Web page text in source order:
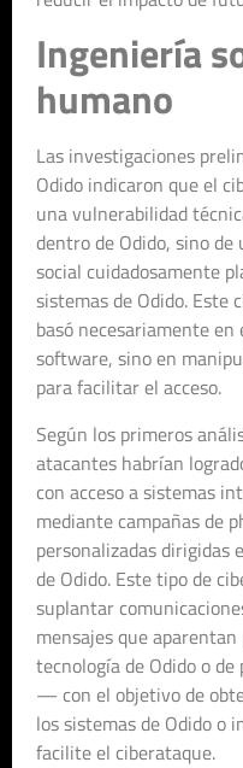
Ingeniería
humano
Las investigaciones
Odido indicaron que el
una vulnerabilidad
dentro de Odido, sino
social cuidadosamente
sistemas de Odido. Este
basó necesariamente
software, sino en
para facilitar el acceso.
Según los primeros
atacantes habrían
con acceso a sistemas
mediante campañas de
personalizadas dirigidas
de Odido. Este tipo de
suplantar
mensajes que
tecnología de Odido o
— con el objetivo de
los sistemas de Odido o
facilite el ciberataque.